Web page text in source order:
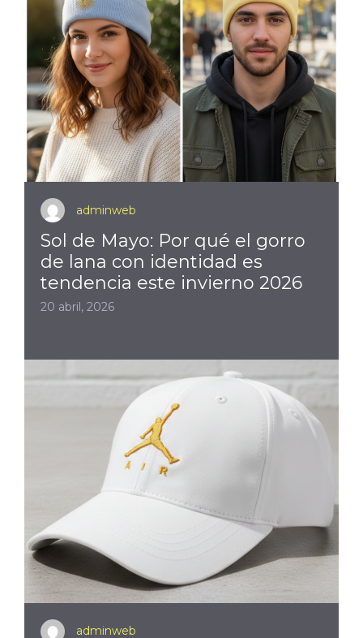
adminweb
Sol de Mayo: Por qué el gorro
de lana con identidad es
tendencia este invierno 2026
20 abril, 2026
adminweb